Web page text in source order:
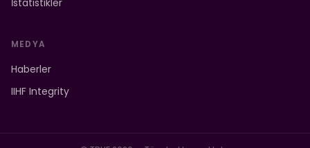
İstatistikler
MEDYA
Haberler
IIHF Integrity